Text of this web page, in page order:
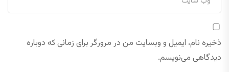
ذخیره نام، ایمیل و وبسایت من در مرورگر برای زمانی که دوباره
دیدگاهی می‌نویسم.